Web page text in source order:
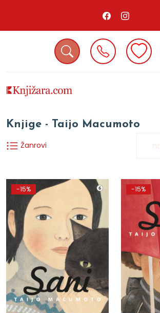
Knjige - Taijo Macumoto
Žanrovi
-15% -15%